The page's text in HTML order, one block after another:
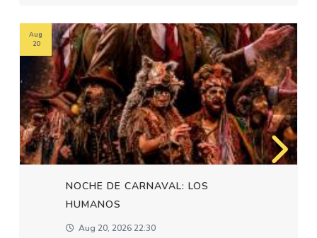
NOCHE DE CARNAVAL: LOS
HUMANOS
Aug 20, 2026 22:30
Aug
20